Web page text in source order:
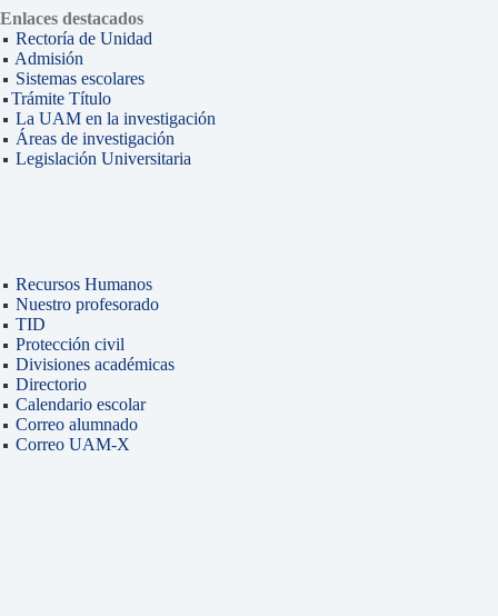
Enlaces destacados
Rectoría de Unidad
Admisión
Sistemas escolares
Trámite Título
La UAM en la investigación
Áreas de investigación
Legislación Universitaria
Recursos Humanos
Nuestro profesorado
TID
Protección civil
Divisiones académicas
Directorio
Calendario escolar
Correo alumnado
Correo UAM-X